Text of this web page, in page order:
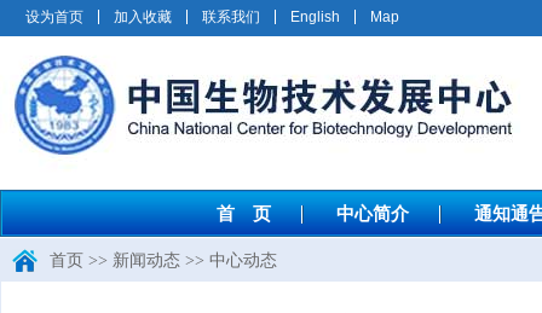
设为首页 加入收藏 联系我们 English Map
首 页 中心简介 通知通
首页 >> 新闻动态 >> 中心动态